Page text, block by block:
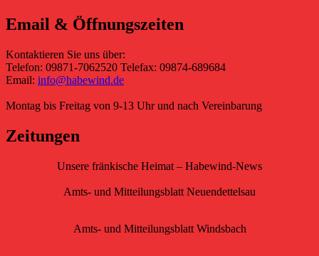
Email & Öffnungszeiten
Kontaktieren Sie uns über:
Telefon: 09871-7062520 Telefax: 09874-689684
Email: info@habewind.de
Montag bis Freitag von 9-13 Uhr und nach Vereinbarung
Zeitungen
Unsere fränkische Heimat – Habewind-News
Amts- und Mitteilungsblatt Neuendettelsau
Amts- und Mitteilungsblatt Windsbach